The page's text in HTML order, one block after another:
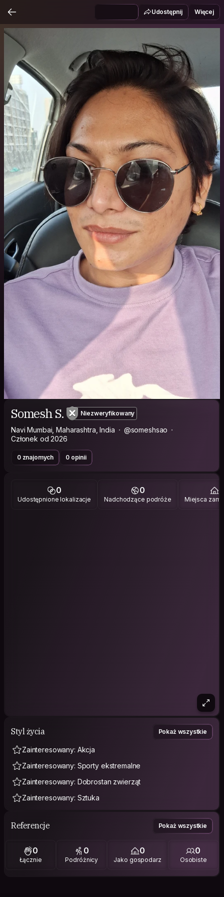
Udostępnij Więcej
Somesh S. Niezweryfikowany
Navi Mumbai, Maharashtra, India
@someshsao
Członek od 2026
0 znajomych 0 opinii
0
Udostępnione lokalizacje
0
Nadchodzące podróże Miejsca
Styl życia Pokaż wszystkie
Zainteresowany: Akcja
Zainteresowany: Sporty ekstremalne
Zainteresowany: Dobrostan zwierząt
Zainteresowany: Sztuka
Referencje Pokaż wszystkie
0
Łącznie
0
Podróżnicy
0
Jako gospodarz
0
Osobiste